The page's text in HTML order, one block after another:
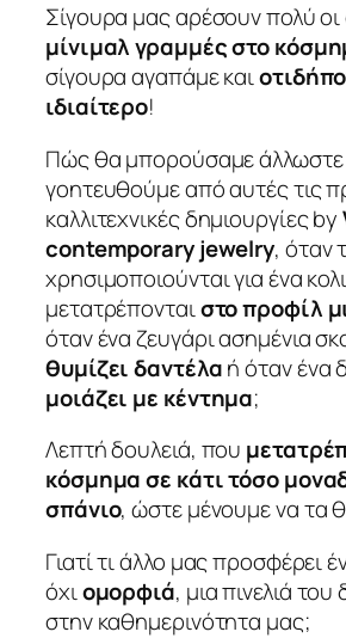
Σίγουρα μας αρέσουν πολύ οι
μίνιμαλ γραμμές στο
σίγουρα αγαπάμε και
ιδιαίτερο!
Πώς θα μπορούσαμε άλλωστε
γοητευθούμε από αυτές τις
καλλιτεχνικές δημιουργίες by
contemporary jewelry, όταν
χρησιμοποιούνται για ένα
μετατρέπονταιστο προφίλ
όταν ένα ζευγάρι ασημένια
θυμίζει δαντέλαή όταν ένα
μοιάζει με κέντημα;
Λεπτή δουλειά, που
κόσμημα σε κάτι τόσο
σπάνιο, ώστε μένουμε να τα
Γιατί τι άλλο μας προσφέρει
όχιομορφιά, μια πινελιά
στην καθημερινότητα μας;